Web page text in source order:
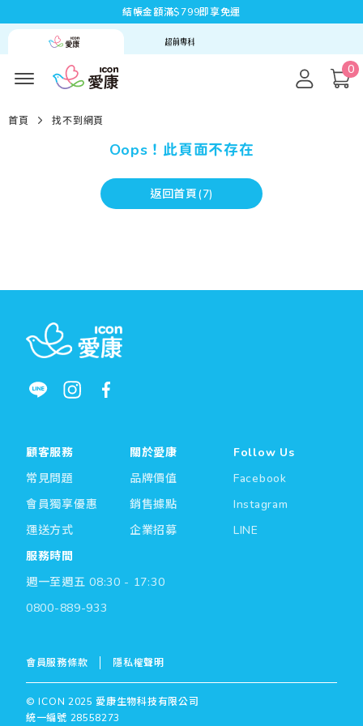
結帳金額滿$799即享免運
0
首頁 找不到網頁
Oops！此頁面不存在
返回首頁(7)
顧客服務
常見問題
會員獨享優惠
運送方式
關於愛康
品牌價值
銷售據點
企業招募
Follow Us
Facebook
Instagram
LINE
服務時間
週一至週五 08:30 - 17:30
0800-889-933
會員服務條款 隱私權聲明
© ICON 2025 愛康生物科技有限公司
統一編號 28558273